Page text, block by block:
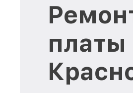
платы